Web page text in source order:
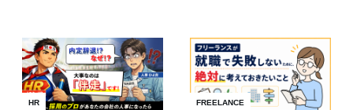
HR FREELANCE